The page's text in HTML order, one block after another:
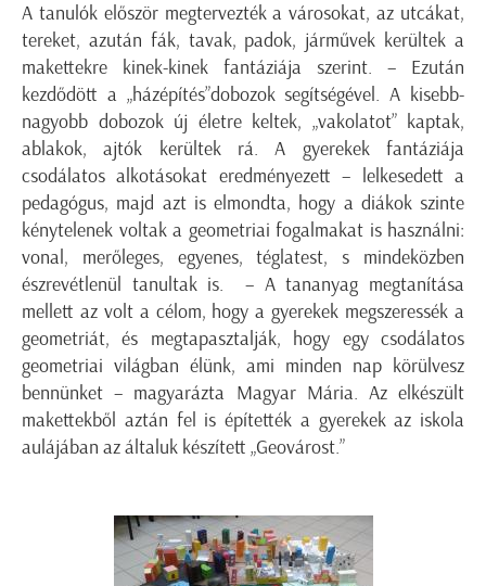
A tanulók először megtervezték a városokat, az utcákat,
tereket, azután fák, tavak, padok, járművek kerültek a
makettekre kinek-kinek fantáziája szerint. – Ezután
kezdődött a „házépítés”dobozok segítségével. A kisebb-
nagyobb dobozok új életre keltek, „vakolatot” kaptak,
ablakok, ajtók kerültek rá. A gyerekek fantáziája
csodálatos alkotásokat eredményezett – lelkesedett a
pedagógus, majd azt is elmondta, hogy a diákok szinte
kénytelenek voltak a geometriai fogalmakat is használni:
vonal, merőleges, egyenes, téglatest, s mindeközben
észrevétlenül tanultak is. – A tananyag megtanítása
mellett az volt a célom, hogy a gyerekek megszeressék a
geometriát, és megtapasztalják, hogy egy csodálatos
geometriai világban élünk, ami minden nap körülvesz
bennünket – magyarázta Magyar Mária. Az elkészült
makettekből aztán fel is építették a gyerekek az iskola
aulájában az általuk készített „Geovárost.”